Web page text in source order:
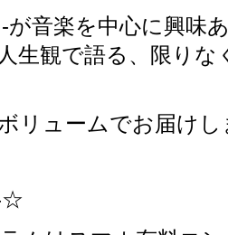
が音楽を中心に興味
生観で語る、限りな
リュームでお届けし